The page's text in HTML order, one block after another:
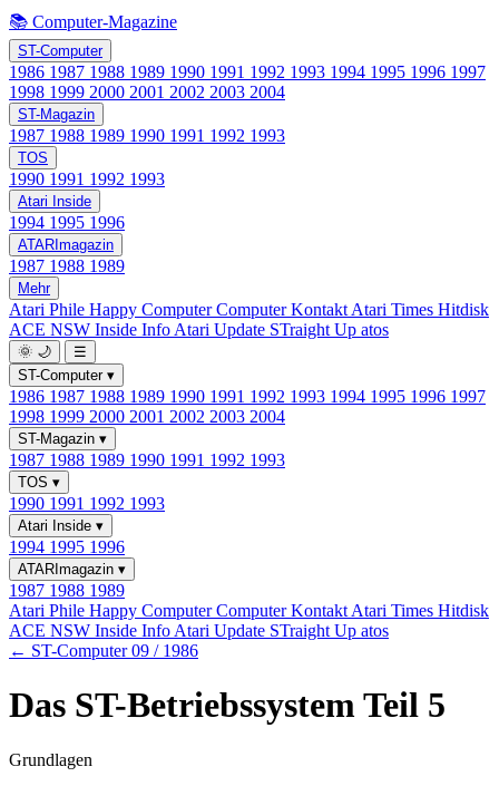
📚 Computer-Magazine
ST-Computer
1986 1987 1988 1989 1990 1991 1992 1993 1994 1995 1996 1997
1998 1999 2000 2001 2002 2003 2004
ST-Magazin
1987 1988 1989 1990 1991 1992 1993
TOS
1990 1991 1992 1993
Atari Inside
1994 1995 1996
ATARImagazin
1987 1988 1989
Mehr
Atari Phile Happy ComputerComputer Kontakt Atari Times Hitdisk
ACE NSW Inside Info Atari Update STraight Up atos
🌞 🌙
☰
ST-Computer ▾
1986 1987 1988 1989 1990 1991 1992 1993 1994 1995 1996 1997
1998 1999 2000 2001 2002 2003 2004
ST-Magazin ▾
1987 1988 1989 1990 1991 1992 1993
TOS ▾
1990 1991 1992 1993
Atari Inside ▾
1994 1995 1996
ATARImagazin ▾
1987 1988 1989
Atari Phile Happy ComputerComputer Kontakt Atari Times Hitdisk
ACE NSW Inside Info Atari Update STraight Up atos
← ST-Computer 09 / 1986
Das ST-Betriebssystem Teil 5
Grundlagen